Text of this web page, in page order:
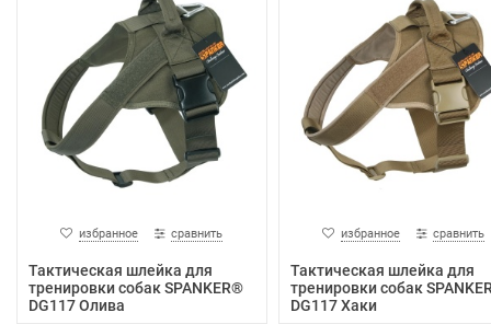
избранное сравнить
Тактическая шлейка для
тренировки собак SPANKER®
DG117 Олива
избранное сравнить
Тактическая шлейка для
тренировки собак
DG117 Хаки